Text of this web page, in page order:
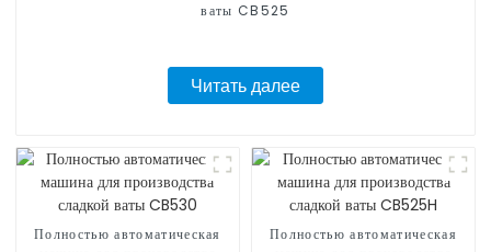
ваты CB525
Читать далее
Полностью автоматическая
Полностью автоматическая